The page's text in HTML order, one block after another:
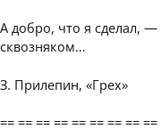
А добро, что я сделал, —
сквозняком…
З. Прилепин, «Грех»
== == == == == == == ==